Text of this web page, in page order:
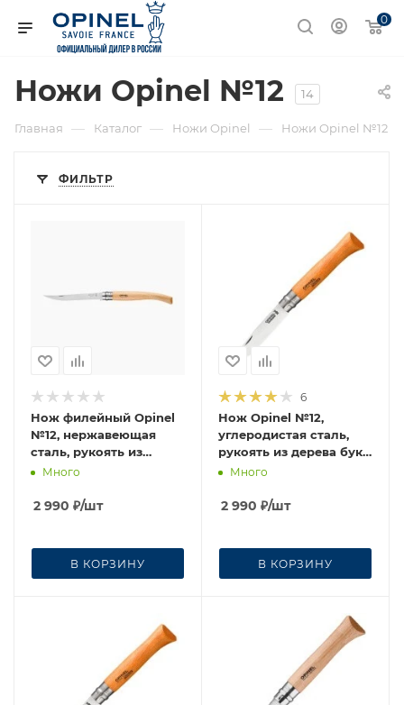
0
Ножи Opinel №12 14
Главная — Каталог — Ножи Opinel — Ножи Opinel №12
ФИЛЬТР
Нож филейный Opinel
№12, нержавеющая
сталь, рукоять из
дерева бука
Много
2 990 ₽/шт
В КОРЗИНУ
6
Нож Opinel №12,
углеродистая сталь,
рукоять из дерева бука,
113120
Много
2 990 ₽/шт
В КОРЗИНУ